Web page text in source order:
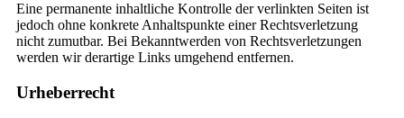
Eine permanente inhaltliche Kontrolle der verlinkten Seiten ist
jedoch ohne konkrete Anhaltspunkte einer Rechtsverletzung
nicht zumutbar. Bei Bekanntwerden von Rechtsverletzungen
werden wir derartige Links umgehend entfernen.
Urheberrecht